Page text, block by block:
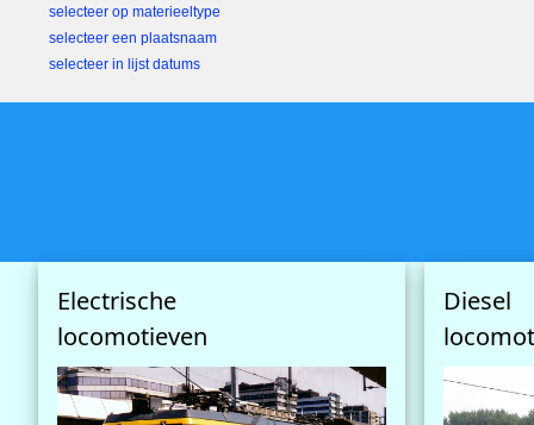
selecteer op materieeltype
selecteer een plaatsnaam
selecteer in lijst datums
Electrische
locomotieven
Diesel